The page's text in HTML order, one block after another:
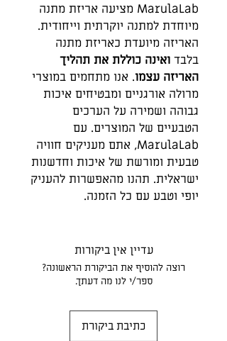
MarulaLab מציעה אריזת מתנה
מיוחדת למתנה יוקרתית וייחודית.
האריזה מיועדת כאריזת מתנה
בלבד ואינה כוללת את תהליך
האריזה עצמו. אנו מתחמים במוצרי
מרולה אורגניים ומבטיחים איכות
גבוהה ושמירה על הערכים
הטבעיים של המוצרים. עם
MarulaLab, אתם מעניקים חוויה
טבעית ומורשת של איכות וחדשנות
ישראלית. תהנו מהאפשרות להעניק
יופי וטבע עם כל הזמנה.
עדיין אין ביקורות
רוצה להוסיף את הביקורת הראשונה?
ספר/י לנו מה דעתך.
כתיבת ביקורת